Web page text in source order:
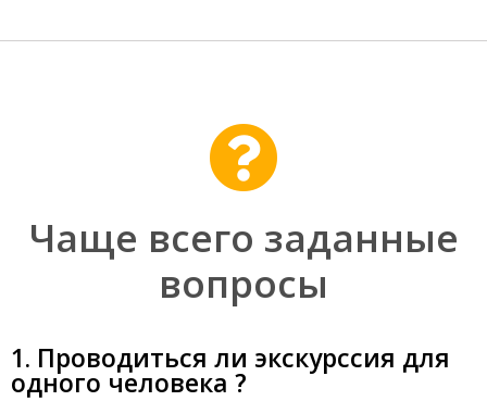
Чаще всего заданные
вопросы
1. Проводиться ли экскурссия для
одного человека ?